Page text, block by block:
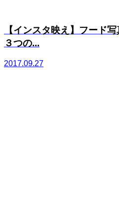
【インスタ映え】フード
３つの...
2017.09.27